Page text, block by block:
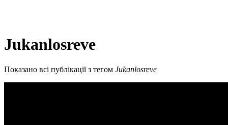
Jukanlosreve
Показано всі публікації з тегом Jukanlosreve